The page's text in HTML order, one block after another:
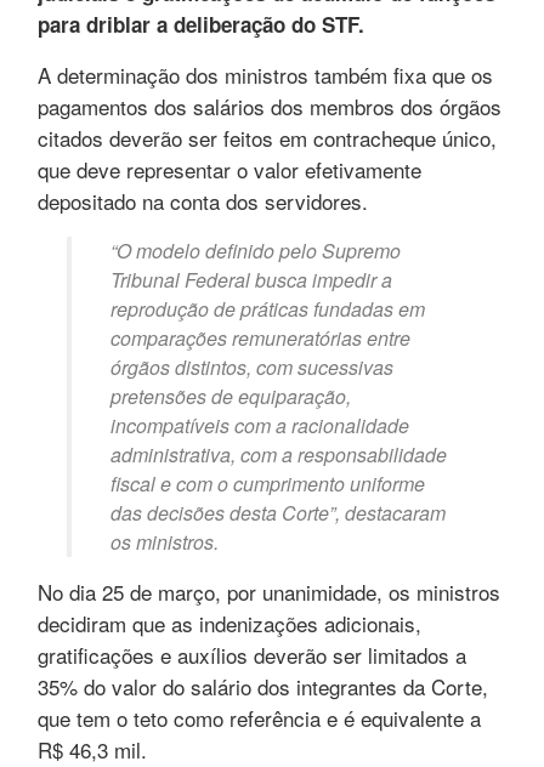
para driblar a deliberação do STF.
A determinação dos ministros também fixa que os
pagamentos dos salários dos membros dos órgãos
citados deverão ser feitos em contracheque único,
que deve representar o valor efetivamente
depositado na conta dos servidores.
“O modelo definido pelo Supremo
Tribunal Federal busca impedir a
reprodução de práticas fundadas em
comparações remuneratórias entre
órgãos distintos, com sucessivas
pretensões de equiparação,
incompatíveis com a racionalidade
administrativa, com a responsabilidade
fiscal e com o cumprimento uniforme
das decisões desta Corte”, destacaram
os ministros.
No dia 25 de março, por unanimidade, os ministros
decidiram que as indenizações adicionais,
gratificações e auxílios deverão ser limitados a
35% do valor do salário dos integrantes da Corte,
que tem o teto como referência e é equivalente a
R$ 46,3 mil.